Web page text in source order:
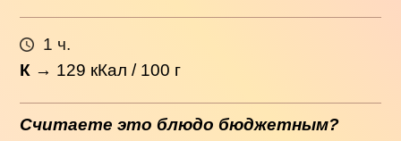
1 ч.
К → 129 кКал / 100 г
Считаете это блюдо бюджетным?